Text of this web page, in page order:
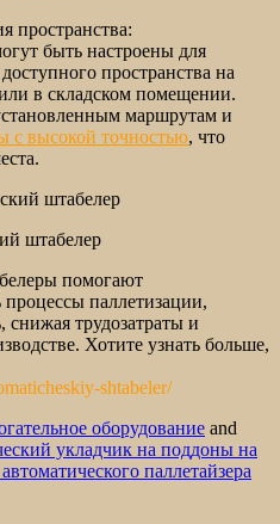
пространства:
быть настроены для
пространства на
в складском помещении.
маршрутам и
с высокой точностью, что
штабелер
помогают
паллетизации,
снижая трудозатраты и
Хотите узнать больше,
shtabeler/
оборудование and
укладчик на поддоны на
паллетайзера